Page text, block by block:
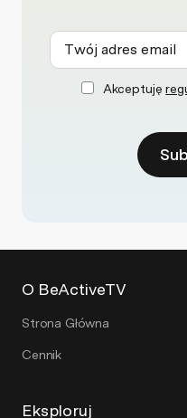
Akceptuję
O BeActiveTV
Strona Główna
Cennik
Eksploruj